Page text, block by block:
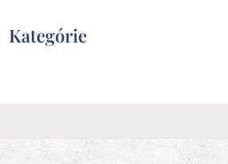
Kategórie